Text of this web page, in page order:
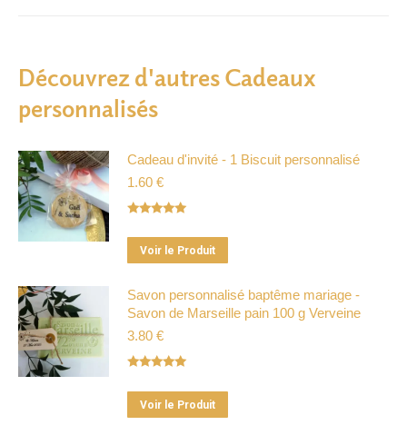
sachet de lavande mariage sachet lavande mariage
Découvrez d'autres Cadeaux
personnalisés
Cadeau d'invité - 1 Biscuit personnalisé
1.60 €
sur 5
Voir le Produit
produit
a
plusieurs
Savon personnalisé baptême mariage -
Savon de Marseille pain 100 g Verveine
3.80 €
sur 5
Voir le Produit
produit